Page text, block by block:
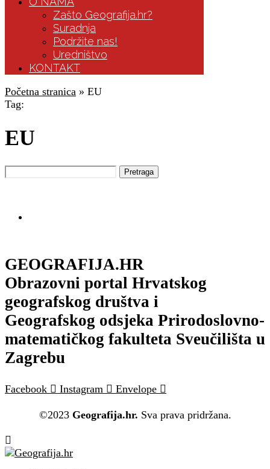
Zašto Geografija.hr?
Suradnja
Podržite nas!
Uredništvo
KONTAKT
Početna stranica » EU
Tag:
EU
GEOGRAFIJA.HR
Obrazovni portal Hrvatskog
geografskog društva i
Geografskog odsjeka Prirodoslovno-
matematičkog fakulteta Sveučilišta u
Zagrebu
Facebook Instagram Envelope
©2023 Geografija.hr. Sva prava pridržana.